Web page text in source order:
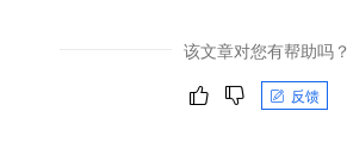
该文章对您有帮助吗？
反馈